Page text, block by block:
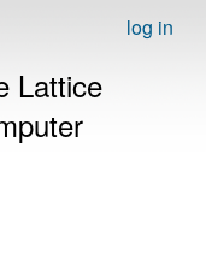
log in
Lattice